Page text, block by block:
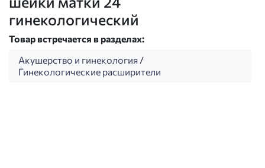
гинекологический
Товар встречается в разделах:
Акушерство и гинекология /
Гинекологические расширители